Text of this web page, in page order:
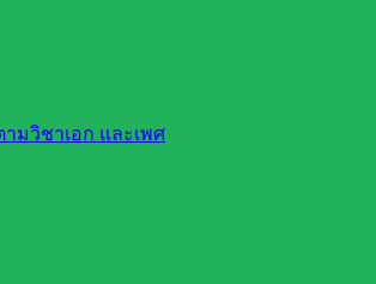
มวิชาเอก และเพศ